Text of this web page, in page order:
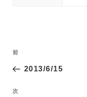
投
ナ
ビ
過
去
投
前
2013/6/15
次
次